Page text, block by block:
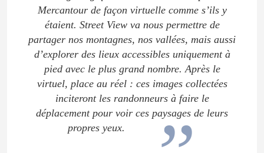
Mercantour de façon virtuelle comme s’ils y
étaient. Street View va nous permettre de
partager nos montagnes, nos vallées, mais aussi
d’explorer des lieux accessibles uniquement à
pied avec le plus grand nombre. Après le
virtuel, place au réel : ces images collectées
inciteront les randonneurs à faire le
déplacement pour voir ces paysages de leurs
propres yeux.